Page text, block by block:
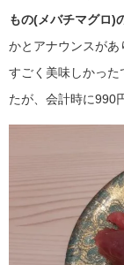
もの(メバチマグロ)
かとアナウンスがあ
すごく美味しかった
たが、会計時に990